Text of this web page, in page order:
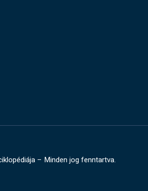
– Minden jog fenntartva.